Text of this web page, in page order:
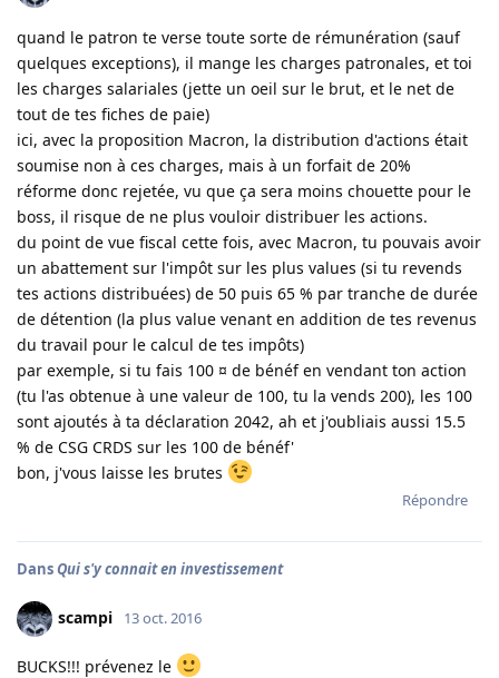
quand le patron te verse toute sorte de rémunération (sauf
quelques exceptions), il mange les charges patronales, et toi
les charges salariales (jette un oeil sur le brut, et le net de
tout de tes fiches de paie)
ici, avec la proposition Macron, la distribution d'actions était
soumise non à ces charges, mais à un forfait de 20%
réforme donc rejetée, vu que ça sera moins chouette pour le
boss, il risque de ne plus vouloir distribuer les actions.
du point de vue fiscal cette fois, avec Macron, tu pouvais avoir
un abattement sur l'impôt sur les plus values (si tu revends
tes actions distribuées) de 50 puis 65 % par tranche de durée
de détention (la plus value venant en addition de tes revenus
du travail pour le calcul de tes impôts)
par exemple, si tu fais 100 ¤ de bénéf en vendant ton action
(tu l'as obtenue à une valeur de 100, tu la vends 200), les 100
sont ajoutés à ta déclaration 2042, ah et j'oubliais aussi 15.5
% de CSG CRDS sur les 100 de bénéf'
bon, j'vous laisse les brutes
Répondre
DansQui s'y connait en investissement
scampi 13 oct. 2016
BUCKS!!! prévenez le